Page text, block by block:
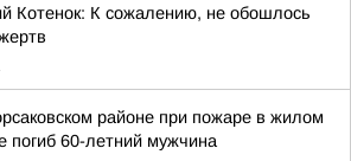
Котенок: К сожалению, не обошлось
районе при пожаре в жилом
погиб 60-летний мужчина